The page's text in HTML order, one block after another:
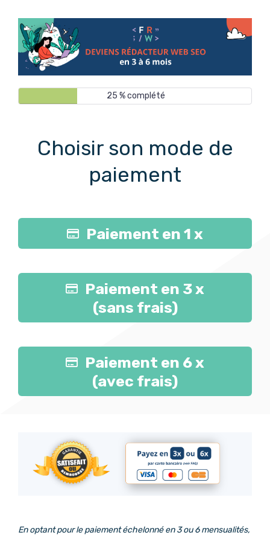
25 % complété
Choisir son mode de
paiement
Paiement en 1 x
Paiement en 3 x
(sans frais)
Paiement en 6 x
(avec frais)
En optant pour le paiement échelonné en 3 ou 6 mensualités,